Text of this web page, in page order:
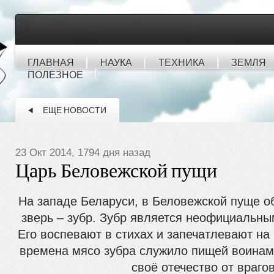
ГЛАВНАЯ НАУКА ТЕХНИКА
ЗЕМЛЯ
ПОЛЕЗНОЕ
ЕЩЕ НОВОСТИ
23 Окт 2014, 1794 дня назад
Царь Беловежской пущи
На западе Беларуси, в Беловежской пуще
зверь – зубр. Зубр является
Его воспевают в стихах и запечатлевают
времена мясо зубра служило пищей
своё отечество от